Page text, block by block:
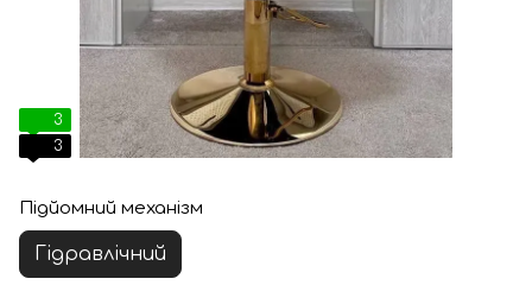
3
3
Підйомний механізм
Гідравлічний